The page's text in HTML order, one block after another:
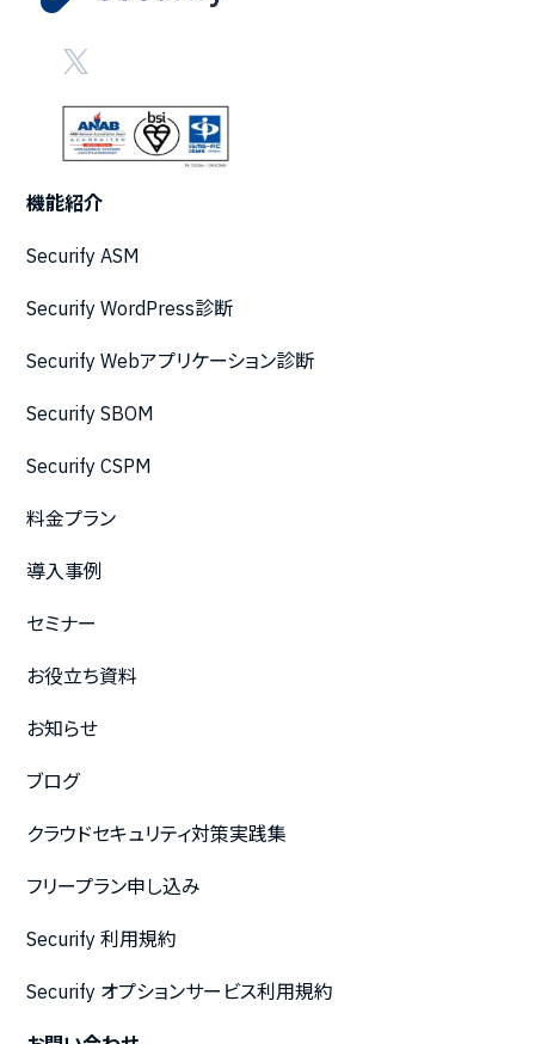
機能紹介
Securify ASM
Securify WordPress診断
Securify Webアプリケーション診断
Securify SBOM
Securify CSPM
料金プラン
導入事例
セミナー
お役立ち資料
お知らせ
ブログ
クラウドセキュリティ対策実践集
フリープラン申し込み
Securify 利用規約
Securify オプションサービス利用規約